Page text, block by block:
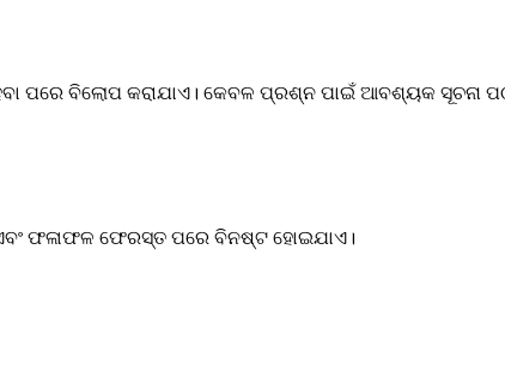
ପରେ ବିଲୋପ କରାଯାଏ। କେବଳ ପ୍ରଶ୍ନ ପାଇଁ ଆବଶ୍ୟକ ସୂଚନା
ଫଳାଫଳ ଫେରସ୍ତ ପରେ ବିନଷ୍ଟ ହୋଇଯାଏ।